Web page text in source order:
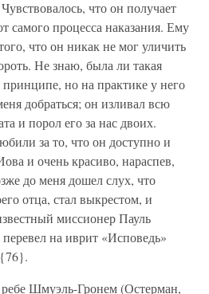
что он получает
самого процесса наказания. Ему
что он никак не мог уличить
Не знаю, была ли такая
но на практике у него
добраться; он изливал всю
и порол его за нас двоих.
за то, что он доступно и
и очень красиво, нараспев,
до меня дошел слух, что
отца, стал выкрестом, и
миссионер Пауль
на иврит «Исповедь»
Шмуэль-Гронем (Остерман,